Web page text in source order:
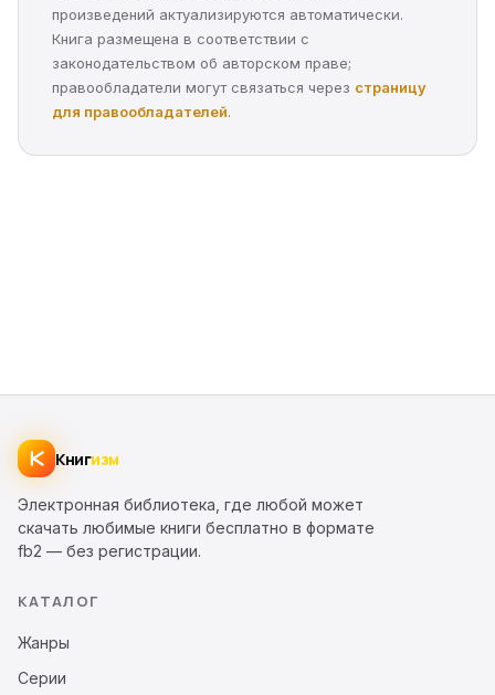
произведений актуализируются автоматически.
Книга размещена в соответствии с
законодательством об авторском праве;
правообладатели могут связаться через страницу
для правообладателей.
Книгизм
Электронная библиотека, где любой может
скачать любимые книги бесплатно в формате
fb2 — без регистрации.
КАТАЛОГ
Жанры
Серии